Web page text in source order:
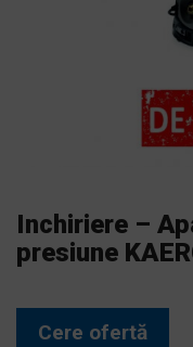
Inchiriere –
presiune
Cere ofertă